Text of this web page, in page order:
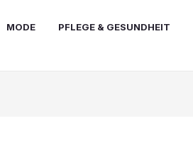
MODE PFLEGE & GESUNDHEIT